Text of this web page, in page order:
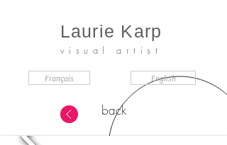
Laurie Karp
visual artist
Français English
back